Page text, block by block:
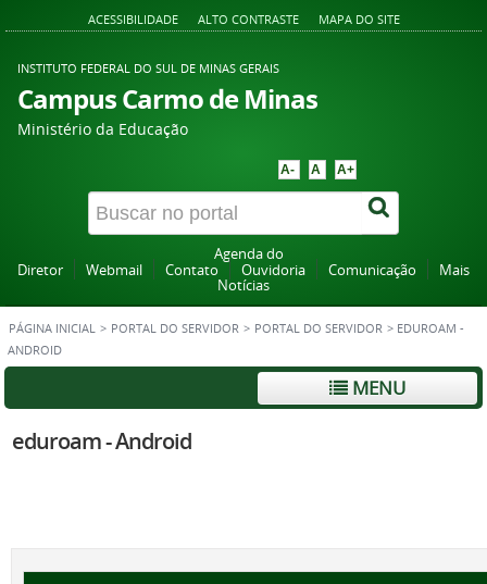
ACESSIBILIDADE ALTO CONTRASTE MAPA DO SITE
INSTITUTO FEDERAL DO SUL DE MINAS GERAIS
Campus Carmo de Minas
Ministério da Educação
A- A A+
Agenda do
Diretor
Webmail Contato Ouvidoria Comunicação
Mais
Notícias
PÁGINA INICIAL > PORTAL DO SERVIDOR > PORTAL DO SERVIDOR > EDUROAM -
ANDROID
MENU
eduroam - Android